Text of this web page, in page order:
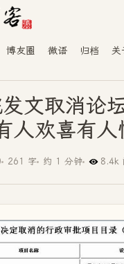
博友圈 微语 归档 关
文取消论
欢喜有人
261 字 约 1 分钟 8.4k